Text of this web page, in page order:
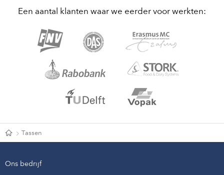
Een aantal klanten waar we eerder voor werkten:
Tassen
Ons bedrijf